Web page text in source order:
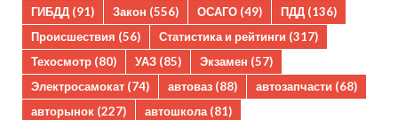
ГИБДД (91) Закон (556) ОСАГО (49) ПДД (136)
Происшествия (56) Статистика и рейтинги (317)
Техосмотр (80) УАЗ (85) Экзамен (57)
Электросамокат (74) автоваз (88) автозапчасти (68)
авторынок (227) автошкола(81)